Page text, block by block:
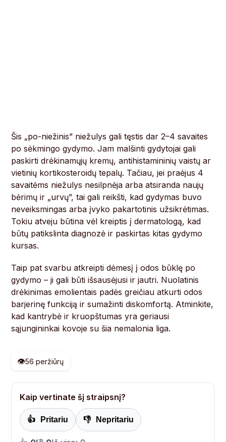
Šis „po-niežinis” niežulys gali tęstis dar 2–4 savaites
po sėkmingo gydymo. Jam malšinti gydytojai gali
paskirti drėkinamųjų kremų, antihistamininių vaistų ar
vietinių kortikosteroidų tepalų. Tačiau, jei praėjus 4
savaitėms niežulys nesilpnėja arba atsiranda naujų
bėrimų ir „urvų”, tai gali reikšti, kad gydymas buvo
neveiksmingas arba įvyko pakartotinis užsikrėtimas.
Tokiu atveju būtina vėl kreiptis į dermatologą, kad
būtų patikslinta diagnozė ir paskirtas kitas gydymo
kursas.
Taip pat svarbu atkreipti dėmesį į odos būklę po
gydymo – ji gali būti išsausėjusi ir jautri. Nuolatinis
drėkinimas emolientais padės greičiau atkurti odos
barjerinę funkciją ir sumažinti diskomfortą. Atminkite,
kad kantrybė ir kruopštumas yra geriausi
sąjungininkai kovoje su šia nemalonia liga.
👁️56 peržiūrų
Kaip vertinate šį straipsnį?
👍 Pritariu 👎 Nepritariu